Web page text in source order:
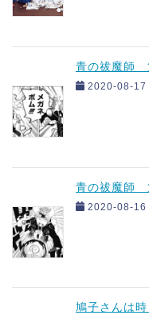
青の祓魔師
2020-08-17
青の祓魔師
2020-08-16
鳩子さんは